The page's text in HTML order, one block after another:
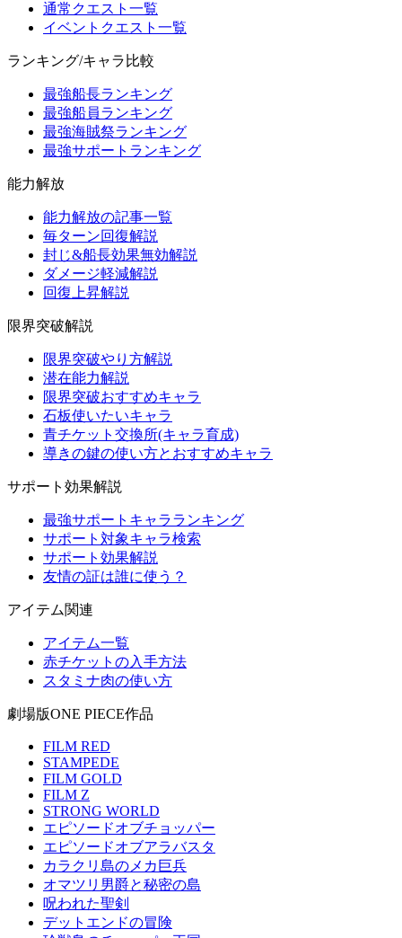
通常クエスト一覧
イベントクエスト一覧
ランキング/キャラ比較
最強船長ランキング
最強船員ランキング
最強海賊祭ランキング
最強サポートランキング
能力解放
能力解放の記事一覧
毎ターン回復解説
封じ&船長効果無効解説
ダメージ軽減解説
回復上昇解説
限界突破解説
限界突破やり方解説
潜在能力解説
限界突破おすすめキャラ
石板使いたいキャラ
青チケット交換所(キャラ育成)
導きの鍵の使い方とおすすめキャラ
サポート効果解説
最強サポートキャラランキング
サポート対象キャラ検索
サポート効果解説
友情の証は誰に使う？
アイテム関連
アイテム一覧
赤チケットの入手方法
スタミナ肉の使い方
劇場版ONE PIECE作品
FILM RED
STAMPEDE
FILM GOLD
FILM Z
STRONG WORLD
エピソードオブチョッパー
エピソードオブアラバスタ
カラクリ島のメカ巨兵
オマツリ男爵と秘密の島
呪われた聖剣
デットエンドの冒険